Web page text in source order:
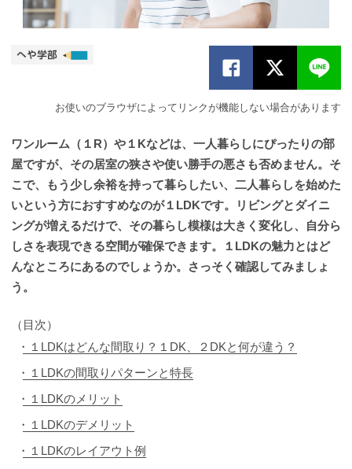
お使いのブラウザによってリンクが機能しない場合があります
ワンルーム（１R）や１Kなどは、一人暮らしにぴったりの部
屋ですが、その居室の狭さや使い勝手の悪さも否めません。そ
こで、もう少し余裕を持って暮らしたい、二人暮らしを始めた
いという方におすすめなのが１LDKです。リビングとダイニ
ングが増えるだけで、その暮らし模様は大きく変化し、自分ら
しさを表現できる空間が確保できます。１LDKの魅力とはど
んなところにあるのでしょうか。さっそく確認してみましょ
う。
（目次）
１LDKはどんな間取り？１DK、２DKと何が違う？
１LDKの間取りパターンと特長
１LDKのメリット
１LDKのデメリット
１LDKのレイアウト例